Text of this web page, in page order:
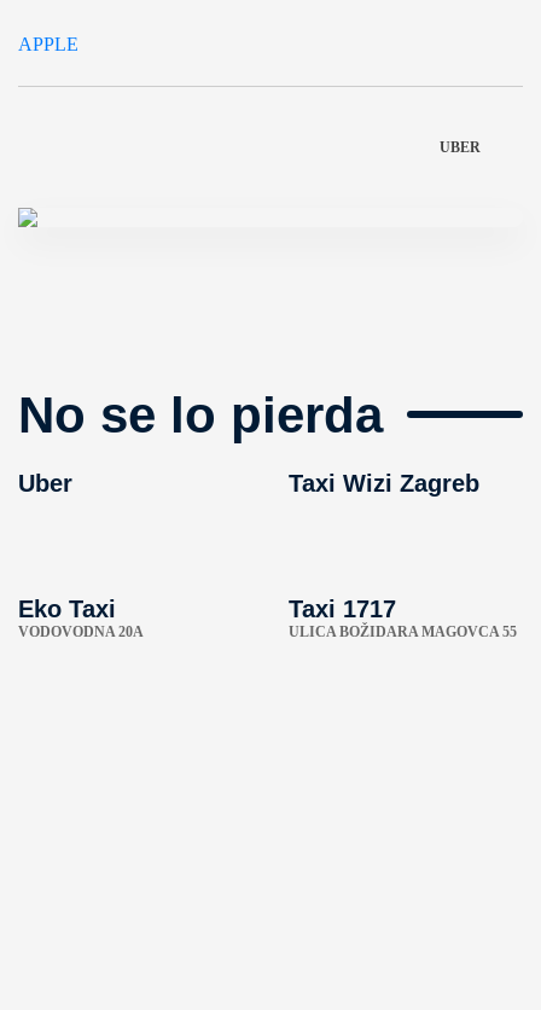
APPLE
UBER
No se lo pierda
Uber Taxi Wizi Zagreb
Eko Taxi
VODOVODNA 20A
Taxi 1717
ULICA BOŽIDARA MAGOVCA 55